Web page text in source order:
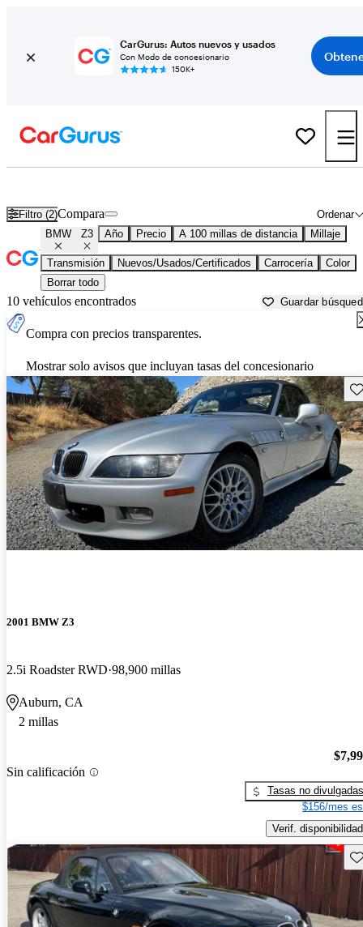
CarGurus: Autos nuevos y usados
Con Modo de concesionario
150K+
Filtro (2) Ordenar
Compara
BMW Z3 Año Precio A 100 millas de distancia Millaje
Transmisión Nuevos/Usados/Certificados Carrocería
Color
Borrar todo
10 vehículos encontrados Guardar
Compra con precios transparentes.
Mostrar solo avisos que incluyan tasas del concesionario
2001 BMW Z3
2.5i Roadster RWD 98,900 millas
Auburn, CA
2 millas
Sin calificación
Tasas no divulgadas
$156/mes
Verif. disponibilidad